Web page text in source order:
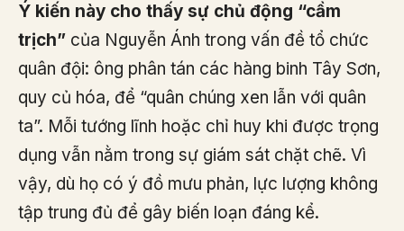
Ý kiến này cho thấy sự chủ động “cầm
trịch” của Nguyễn Ánh trong vấn đề tổ chức
quân đội: ông phân tán các hàng binh Tây Sơn,
quy củ hóa, để “quân chúng xen lẫn với quân
ta”. Mỗi tướng lĩnh hoặc chỉ huy khi được trọng
dụng vẫn nằm trong sự giám sát chặt chẽ. Vì
vậy, dù họ có ý đồ mưu phản, lực lượng không
tập trung đủ để gây biến loạn đáng kể.